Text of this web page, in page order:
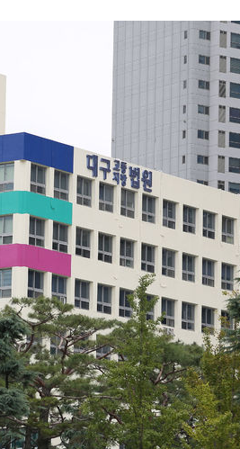
개시
망
수수색
등 9곳
발
명은 중
두차